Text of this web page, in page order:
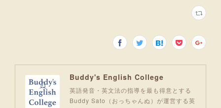
Buddy's English College
英語発音・英文法の指導を最も得意とする
Buddy Sato（おっちゃんぬ）が運営する英